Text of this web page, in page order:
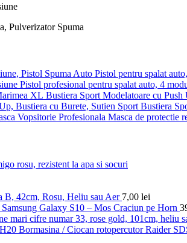
Pistol pentru spalat
Pistol profesional pentru spalat auto, 4
Bustiera Sport Modelatoare cu
Bustiera
Masca de protectie
rosu, rezistent la apa si socuri
B, 42cm, Rosu, Heliu sau Aer 7,00 lei
Galaxy S10 – Mos Craciun pe Horn
mari cifre numar 33, rose gold, 101cm, heliu
Bormasina / Ciocan rotopercutor Raider